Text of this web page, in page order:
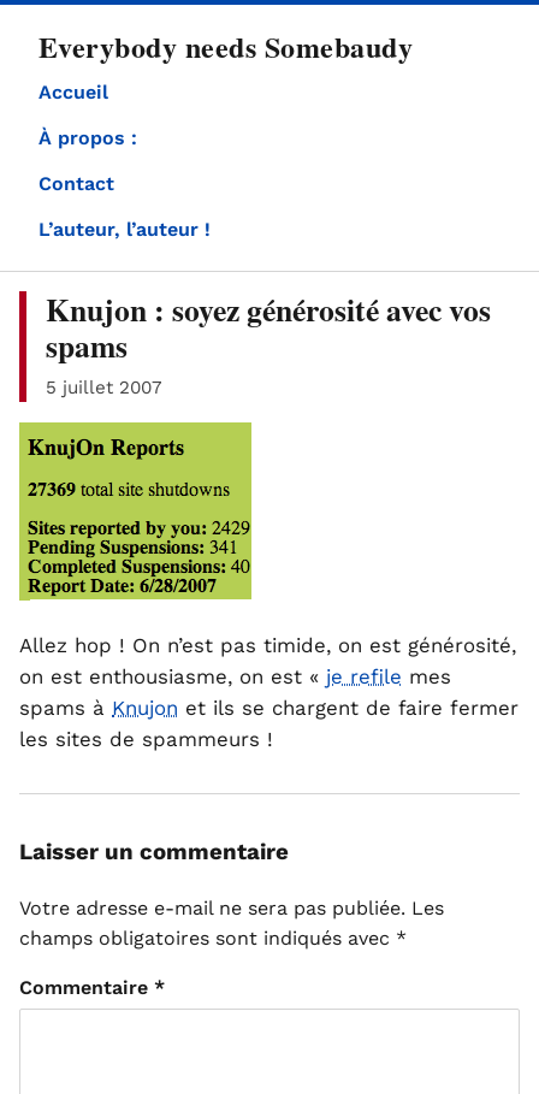
Everybody needs Somebaudy
Accueil
À propos :
Contact
L’auteur, l’auteur !
Knujon : soyez générosité avec vos
spams
5 juillet 2007
Allez hop ! On n’est pas timide, on est générosité,
on est enthousiasme, on est « je refile mes
spams à Knujon et ils se chargent de faire fermer
les sites de spammeurs !
Laisser un commentaire
Votre adresse e-mail ne sera pas publiée. Les
champs obligatoires sont indiqués avec *
Commentaire *